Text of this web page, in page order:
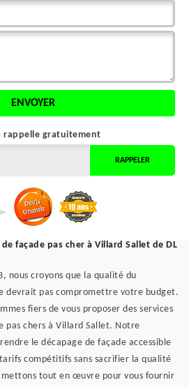
rappelle gratuitement
façade pas cher à Villard Sallet de DL
nous croyons que la qualité du
devrait pas compromettre votre budget.
fiers de vous proposer des services
pas chers à Villard Sallet. Notre
le décapage de façade accessible
compétitifs sans sacrifier la qualité
tout en œuvre pour vous fournir